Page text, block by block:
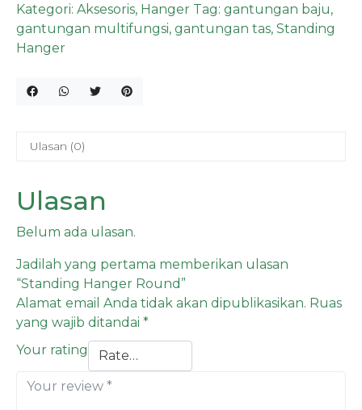
Kategori: Aksesoris, Hanger Tag: gantungan baju,
gantungan multifungsi, gantungan tas, Standing
Hanger
Ulasan (0)
Ulasan
Belum ada ulasan.
Jadilah yang pertama memberikan ulasan
“Standing Hanger Round”
Alamat email Anda tidak akan dipublikasikan. Ruas
yang wajib ditandai *
Your rating